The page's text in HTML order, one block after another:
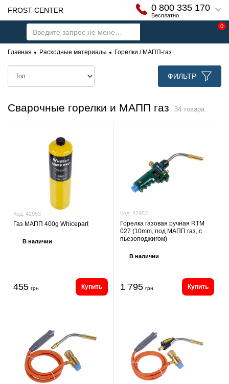
FROST-CENTER 0 800 335 170
Бесплатно
0
Главная Расходные материалы Горелки / МАПП-газ
ФИЛЬТР
Сварочные горелки и МАПП газ 34 товара
Код: 42963
Газ МАПП 400g Whicepart
В наличии
455 грн Купить
Код: 42953
Горелка газовая ручная RTM
027 (10mm, под МАПП газ, с
пьезоподжигом)
В наличии
1 795 грн Купить